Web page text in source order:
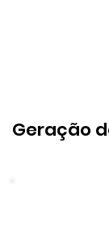
Geração